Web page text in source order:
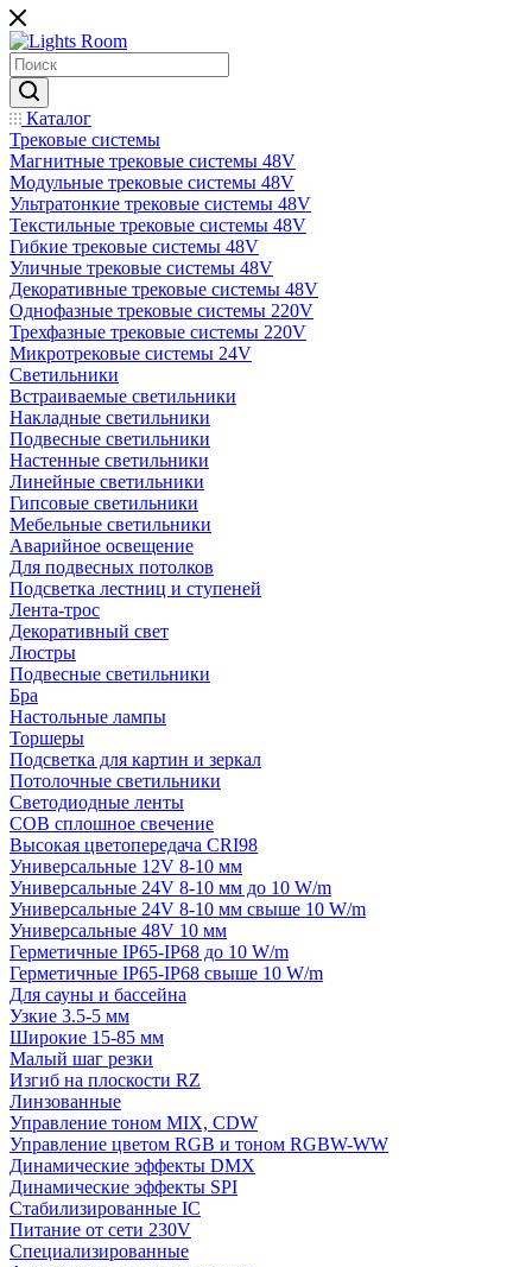
Каталог
Трековые системы
Магнитные трековые системы 48V
Модульные трековые системы 48V
Ультратонкие трековые системы 48V
Текстильные трековые системы 48V
Гибкие трековые системы 48V
Уличные трековые системы 48V
Декоративные трековые системы 48V
Однофазные трековые системы 220V
Трехфазные трековые системы 220V
Микротрековые системы 24V
Светильники
Встраиваемые светильники
Накладные светильники
Подвесные светильники
Настенные светильники
Линейные светильники
Гипсовые светильники
Мебельные светильники
Аварийное освещение
Для подвесных потолков
Подсветка лестниц и ступеней
Лента-трос
Декоративный свет
Люстры
Подвесные светильники
Бра
Настольные лампы
Торшеры
Подсветка для картин и зеркал
Потолочные светильники
Светодиодные ленты
COB сплошное свечение
Высокая цветопередача CRI98
Универсальные 12V 8-10 мм
Универсальные 24V 8-10 мм до 10 W/m
Универсальные 24V 8-10 мм свыше 10 W/m
Универсальные 48V 10 мм
Герметичные IP65-IP68 до 10 W/m
Герметичные IP65-IP68 свыше 10 W/m
Для сауны и бассейна
Узкие 3.5-5 мм
Широкие 15-85 мм
Малый шаг резки
Изгиб на плоскости RZ
Линзованные
Управление тоном MIX, CDW
Управление цветом RGB и тоном RGBW-WW
Динамические эффекты DMX
Динамические эффекты SPI
Стабилизированные IC
Питание от сети 230V
Специализированные